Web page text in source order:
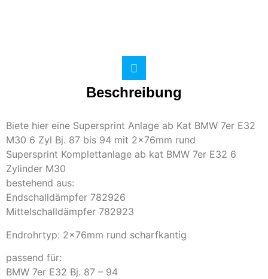
Beschreibung
Biete hier eine Supersprint Anlage ab Kat BMW 7er E32
M30 6 Zyl Bj. 87 bis 94 mit 2x76mm rund
Supersprint Komplettanlage ab kat BMW 7er E32 6
Zylinder M30
bestehend aus:
Endschalldämpfer 782926
Mittelschalldämpfer 782923
Endrohrtyp: 2x76mm rund scharfkantig
passend für:
BMW 7er E32 Bj. 87 – 94